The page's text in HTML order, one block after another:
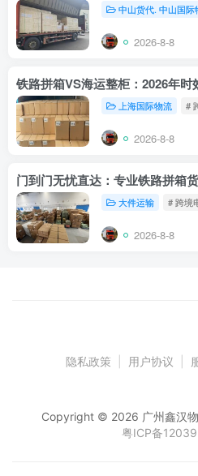
中山货代. 中山国际
2026-8-8
上海国际物流 #
2026-8-8
门到门无忧直达：专业铁路拼箱
大件运输 # 跨境
2026-8-8
隐私政策 用户协议
Copyright © 2026 广州鑫汉
粤ICP备